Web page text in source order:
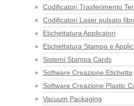
Codificatori Trasferimento
Codificatori Laser pulsato
Etichettatura Applicatori
Etichettatura Stampa e
Sistemi Stampa Cards
Software Creazione Etichette
Software Creazione Plastic
Vacuum Packaging